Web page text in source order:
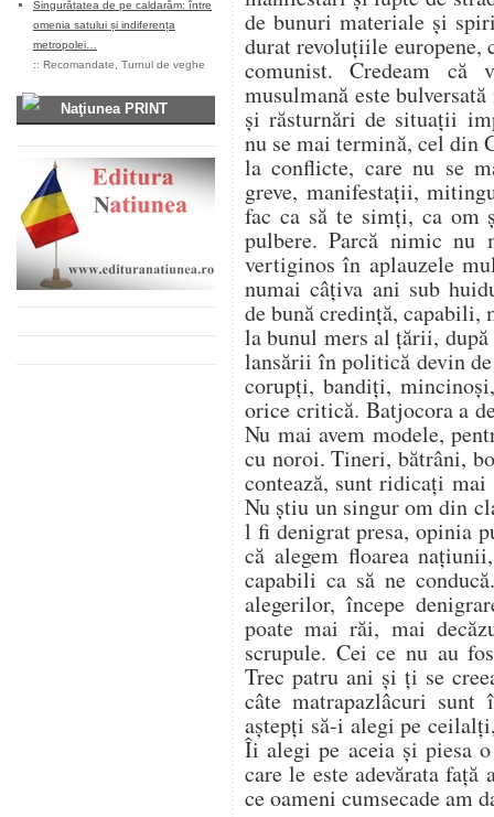
Singurătatea de pe caldarâm: între
omenia satului și indiferența
metropolei…
:: Recomandate Turnul de veghe
Naţiunea PRINT
de bunuri materiale și
durat revoluțiile europene,
comunist. Credeam că
musulmană este
și răsturnări de situații
nu se mai termină, cel din
la conflicte, care nu se
greve, manifestații,
fac ca să te simți, ca om
pulbere. Parcă nimic nu
vertiginos în aplauzele
numai câțiva ani sub
de bună credință, capabili,
la bunul mers al țării,
lansării în politică devin
corupți, bandiți,
orice critică. Batjocora a
Nu mai avem modele,
cu noroi. Tineri, bătrâni,
contează, sunt ridicați
Nu știu un singur om din
l fi denigrat presa, opinia
că alegem floarea
capabili ca să ne
alegerilor, începe
poate mai răi, mai
scrupule. Cei ce nu au
Trec patru ani și ți se
câte matrapazlâcuri
aștepți să-i alegi pe
Îi alegi pe aceia și piesa
care le este adevărata
ce oameni cumsecade am